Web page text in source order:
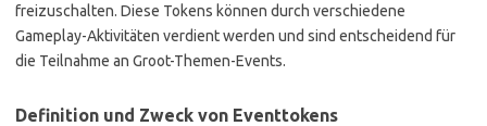
freizuschalten. Diese Tokens können durch verschiedene
Gameplay-Aktivitäten verdient werden und sind entscheidend für
die Teilnahme an Groot-Themen-Events.
Definition und Zweck von Eventtokens